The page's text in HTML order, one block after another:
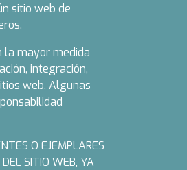
sitio web de
la mayor medida
integración,
web. Algunas
O EJEMPLARES
SITIO WEB, YA